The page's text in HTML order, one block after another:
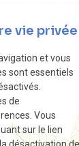
vie privée
et vous
sont essentiels
de
Vous
sur le lien